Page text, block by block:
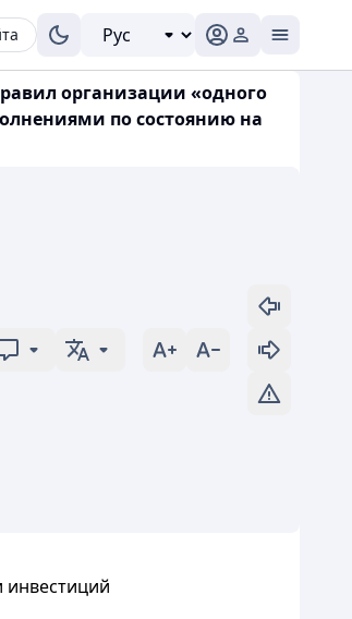
организации «одного
по состоянию на
инвестиций